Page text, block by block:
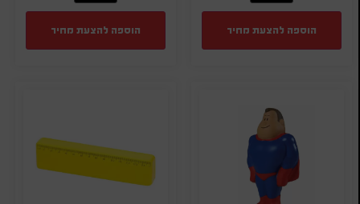
הוספה להצעת מחיר הוספה להצעת מחיר